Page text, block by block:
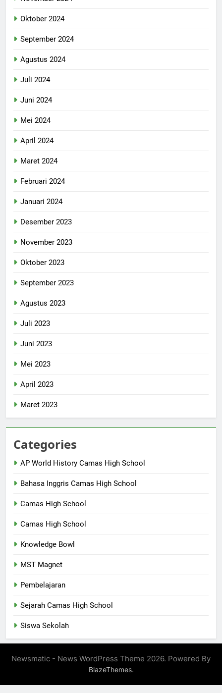
Oktober 2024
September 2024
Agustus 2024
Juli 2024
Juni 2024
Mei 2024
April 2024
Maret 2024
Februari 2024
Januari 2024
Desember 2023
November 2023
Oktober 2023
September 2023
Agustus 2023
Juli 2023
Juni 2023
Mei 2023
April 2023
Maret 2023
Categories
AP World History Camas High School
Bahasa Inggris Camas High School
Camas High School
Camas High School
Knowledge Bowl
MST Magnet
Pembelajaran
Sejarah Camas High School
Siswa Sekolah
Newsmatic - News WordPress Theme 2026. Powered By
BlazeThemes.